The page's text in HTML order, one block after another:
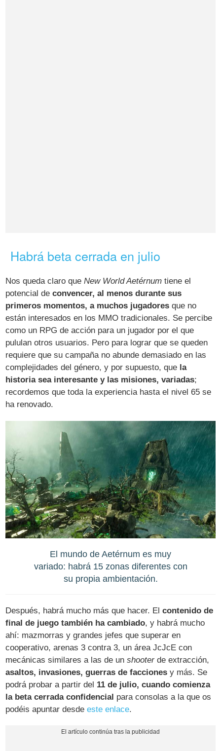
Habrá beta cerrada en julio
Nos queda claro queNew World Aetérnum tiene el
potencial deconvencer, al menos durante sus
primeros momentos, a muchos jugadores que no
están interesados en los MMO tradicionales. Se percibe
como un RPG de acción para un jugador por el que
pululan otros usuarios. Pero para lograr que se queden
requiere que su campaña no abunde demasiado en las
complejidades del género, y por supuesto, que la
historia sea interesante y las misiones, variadas;
recordemos que toda la experiencia hasta el nivel 65 se
ha renovado.
El mundo de Aetérnum es muy
variado: habrá 15 zonas diferentes con
su propia ambientación.
Después, habrá mucho más que hacer. Elcontenido de
final de juego también ha cambiado, y habrá mucho
ahí: mazmorras y grandes jefes que superar en
cooperativo, arenas 3 contra 3, un área JcJcE con
mecánicas similares a las de unshooterde extracción,
asaltos, invasiones, guerras de facciones y más. Se
podrá probar a partir del 11 de julio, cuando comienza
la beta cerrada confidencial para consolas a la que os
podéis apuntar desdeeste enlace.